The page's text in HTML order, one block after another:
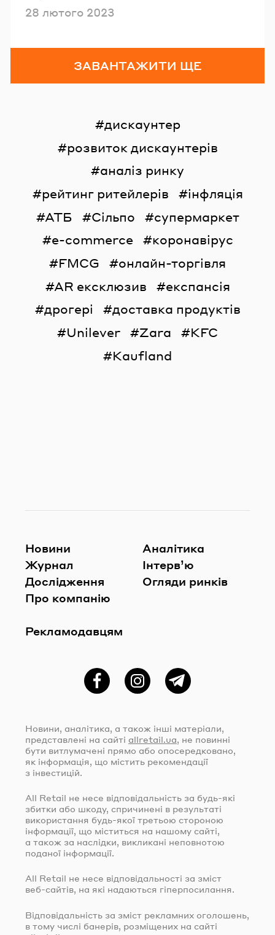
Опубліковано
28 лютого 2023
ЗАВАНТАЖИТИ ЩЕ
дискаунтер
розвиток дискаунтерів
аналіз ринку
рейтинг ритейлерів
інфляція
АТБ
Сільпо
супермаркет
e-commerce
коронавірус
FMCG
онлайн-торгівля
AR ексклюзив
експансія
дрогері
доставка продуктів
Unilever
Zara
KFC
Kaufland
Новини
Журнал
Дослідження
Про компанію
Рекламодавцям
Аналітика
Інтерв’ю
Огляди ринків
ФейсбукInstagramTelegram
Новини, аналітика, а також інші матеріали,
представлені на сайті allretail.ua , не повинні
бути витлумачені прямо або опосередковано,
як інформація, що містить рекомендації
з інвестицій.
All Retail не несе відповідальність за будь-які
збитки або шкоду, спричинені в результаті
використання будь-якої третьою стороною
інформації, що міститься на нашому сайті,
а також за наслідки, викликані неповнотою
поданої інформації.
All Retail не несе відповідальності за зміст
веб-сайтів, на які надаються гіперпосилання.
Відповідальність за зміст рекламних оголошень,
в тому числі банерів, розміщених на сайті